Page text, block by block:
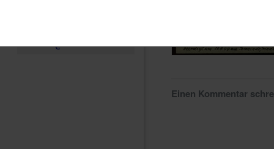
e
Einen Kommentar